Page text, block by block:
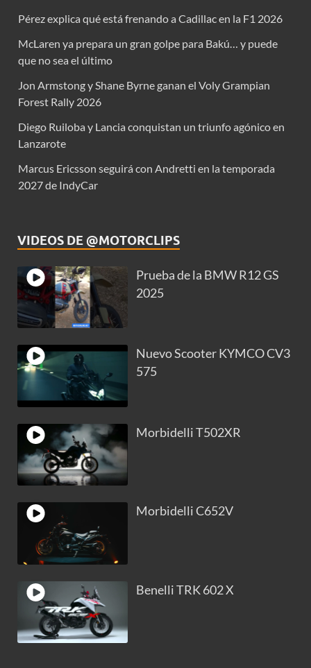
Pérez explica qué está frenando a Cadillac en la F1 2026
McLaren ya prepara un gran golpe para Bakú… y puede
que no sea el último
Jon Armstong y Shane Byrne ganan el Voly Grampian
Forest Rally 2026
Diego Ruiloba y Lancia conquistan un triunfo agónico en
Lanzarote
Marcus Ericsson seguirá con Andretti en la temporada
2027 de IndyCar
VIDEOS DE @MOTORCLIPS
Prueba de la BMW R12 GS
2025
Nuevo Scooter KYMCO CV3
575
Morbidelli T502XR
Morbidelli C652V
Benelli TRK 602 X